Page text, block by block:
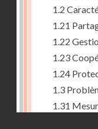
1.2
1.21
1.22
1.23
1.24
1.3
1.31